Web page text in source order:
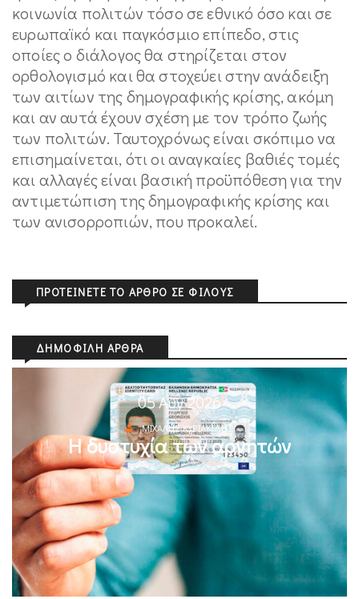
κοινωνία πολιτών τόσο σε εθνικό όσο και σε
ευρωπαϊκό και παγκόσμιο επίπεδο, στις
οποίες ο διάλογος θα στηρίζεται στον
ορθολογισμό και θα στοχεύει στην ανάδειξη
των αιτίων της δημογραφικής κρίσης, ακόμη
και αν αυτά έχουν σχέση με τον τρόπο ζωής
των πολιτών. Ταυτοχρόνως είναι σκόπιμο να
επισημαίνεται, ότι οι αναγκαίες βαθιές τομές
και αλλαγές είναι βασική προϋπόθεση για την
αντιμετώπιση της δημογραφικής κρίσης και
των ανισορροπιών, που προκαλεί.
ΠΡΟΤΕΊΝΕΤΕ ΤΟ ΆΡΘΡΟ ΣΕ ΦΊΛΟΥΣ
ΔΗΜΟΦΙΛΉ ΆΡΘΡΑ
05 Αυγ 2026
ΜΙΧΆΛΗΣ ΚΥΡΙΑΚΊΔΗΣ
Η δυστυχία των αρνητών